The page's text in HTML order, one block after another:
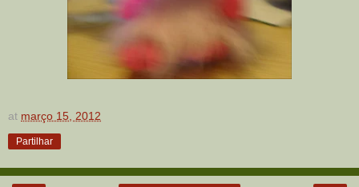
at março 15, 2012
Partilhar